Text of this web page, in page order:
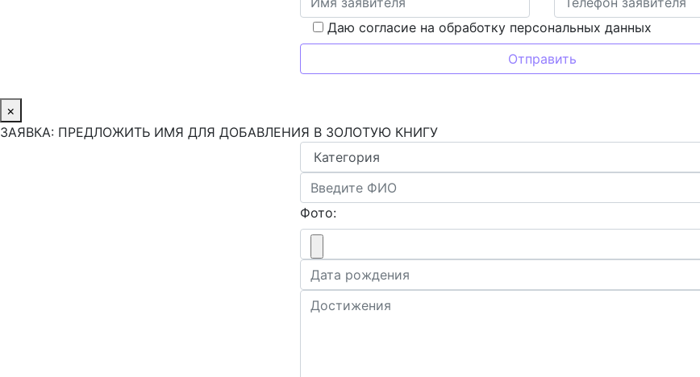
Даю согласие на обработку персональных данных
×
ЗАЯВКА: ПРЕДЛОЖИТЬ ИМЯ ДЛЯ ДОБАВЛЕНИЯ В ЗОЛОТУЮ КНИГУ
Фото: